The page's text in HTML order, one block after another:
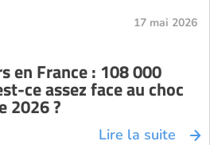
17 mai 2026
en France : 108 000
ce assez face au choc
2026 ?
Lire la suite